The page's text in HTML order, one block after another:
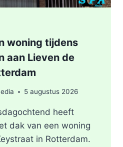
woning tijdens
aan Lieven de
5 augustus 2026
heeft
dak van een woning
in Rotterdam.